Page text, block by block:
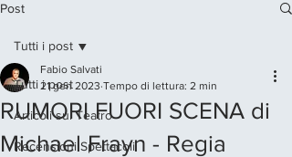
Post
Tutti i post
Articoli sul Teatro
Recensioni Spettacoli
Tutti i post
RUMORI FUORI SCENA di
Michael Frayn - Regia
Fabio Salvati
21 gen 2023 Tempo di lettura: 2 min